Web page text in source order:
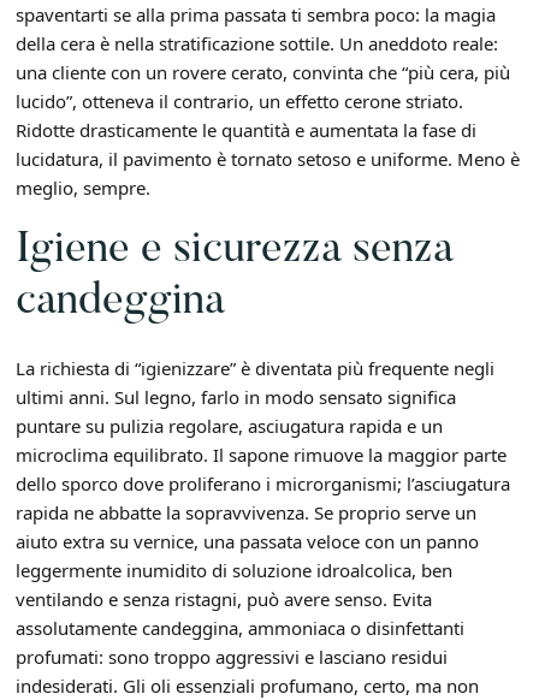
spaventarti se alla prima passata ti sembra poco: la magia
della cera è nella stratificazione sottile. Un aneddoto reale:
una cliente con un rovere cerato, convinta che “più cera, più
lucido”, otteneva il contrario, un effetto cerone striato.
Ridotte drasticamente le quantità e aumentata la fase di
lucidatura, il pavimento è tornato setoso e uniforme. Meno è
meglio, sempre.
Igiene e sicurezza senza
candeggina
La richiesta di “igienizzare” è diventata più frequente negli
ultimi anni. Sul legno, farlo in modo sensato significa
puntare su pulizia regolare, asciugatura rapida e un
microclima equilibrato. Il sapone rimuove la maggior parte
dello sporco dove proliferano i microrganismi; l’asciugatura
rapida ne abbatte la sopravvivenza. Se proprio serve un
aiuto extra su vernice, una passata veloce con un panno
leggermente inumidito di soluzione idroalcolica, ben
ventilando e senza ristagni, può avere senso. Evita
assolutamente candeggina, ammoniaca o disinfettanti
profumati: sono troppo aggressivi e lasciano residui
indesiderati. Gli oli essenziali profumano, certo, ma non